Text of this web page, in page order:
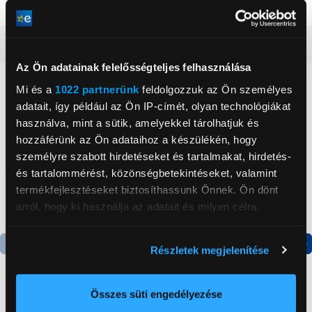
Az Ön adatainak felelősségteljes felhasználása
Mi és a 1022 partnerünk feldolgozzuk az Ön személyes
adatait, így például az Ön IP-címét, olyan technológiákat
használva, mint a sütik, amelyekkel tárolhatjuk és
hozzáférünk az Ön adataihoz a készülékén, hogy
személyre szabott hirdetéseket és tartalmakat, hirdetés-
és tartalommérést, közönségbetekintéseket, valamint
termékfejlesztéseket biztosíthassunk Önnek. Ön dönt
arról, hogy ki használja az adatait és milyen célra.
elhelyezkedéséről pár méteres pontossággal
Az Ön készülékén beazonosítása annak konkrét
Részletek megjelenítése
Összes süti engedélyezése
Neked ajánljuk